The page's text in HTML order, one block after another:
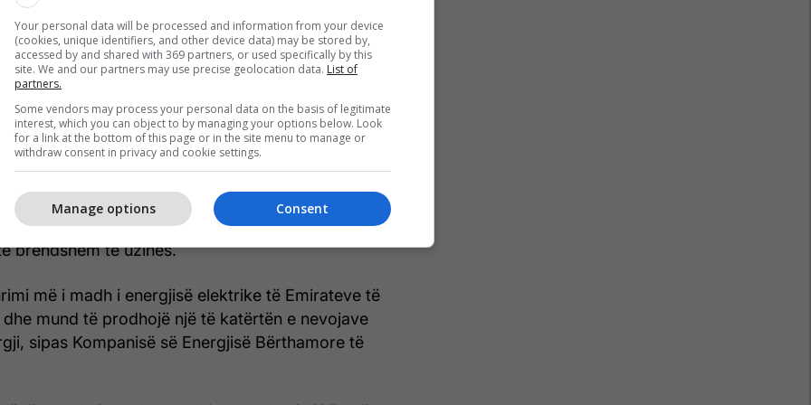
SHBA-të dhe Irani bëjnë grevë tregtare
të kaluar shkaktoi një zjarr në fabrikë, por
ajo po vazhdon të funksionojë normalisht dhe se
lënduar, dhe se nuk kishte ndikim në nivelet e
e Emirateve të Bashkuara Arabe tha se dy
sukses, ndërsa i treti goditi një gjenerator elektrik
brendshëm të uzinës.
më i madh i energjisë elektrike të Emirateve të
mund të prodhojë një të katërtën e nevojave
sipas Kompanisë së Energjisë Bërthamore të
Your personal data will be processed and information from your device
(cookies, unique identifiers, and other device data) may be stored by,
accessed by and shared with 369 partners, or used specifically by this
site. We and our partners may use precise geolocation data. List of
partners.
Some vendors may process your personal data on the basis of legitimate
interest, which you can object to by managing your options below. Look
for a link at the bottom of this page or in the site menu to manage or
withdraw consent in privacy and cookie settings.
Consent
Manage options